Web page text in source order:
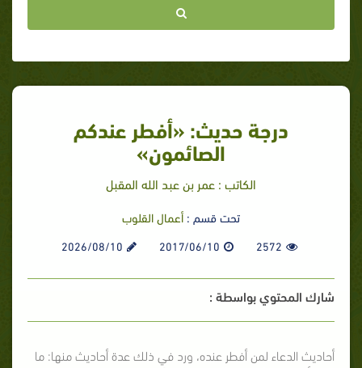
درجة حديث: «أفطر عندكم
الصائمون»
الكاتب : عمر بن عبد الله المقبل
تحت قسم :أعمال القلوب
2572
2017/06/10
2026/08/10
شارك المحتوي بواسطة :
أحاديث الدعاء لمن أفطر عنده، ورد في ذلك عدة أحاديث منها: ما